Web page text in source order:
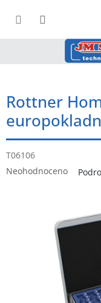
Rottner
T06106
Průměrné
Neohodnoceno